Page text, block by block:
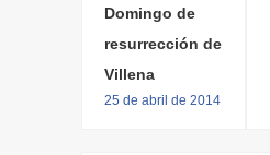
Domingo de
resurrección de
Villena
25 de abril de 2014